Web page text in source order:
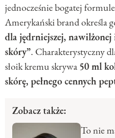
jednocześnie bogatej
Amerykański brand określa
dla jędrniejszej, nawilżonej
skóry”. Charakterystyczny
słoik kremu skrywa50 ml
skórę, pełnego cennych
Zobacz także:
To nie